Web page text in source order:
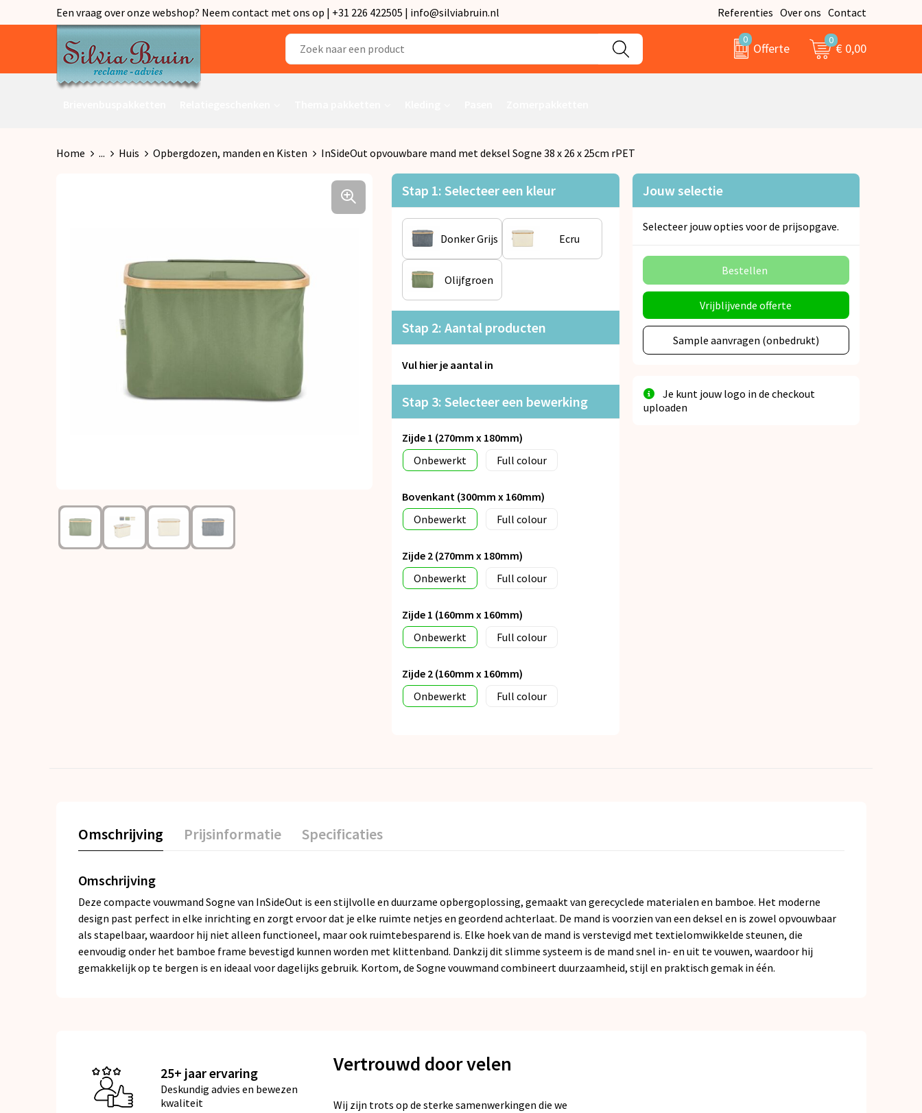
Een vraag over onze webshop? Neem contact met ons op | +31 226 422505 | info@silviabruin.nl Referenties Over ons Contact
0
Offerte
0
€ 0,00
Home ... Huis Opbergdozen, manden en Kisten InSideOut opvouwbare mand met deksel Sogne 38 x 26 x 25cm rPET
Stap 1: Selecteer een kleur
Donker Grijs Ecru
Olijfgroen
Stap 2: Aantal producten
Vul hier je aantal in
Stap 3: Selecteer een bewerking
Zijde 1 (270mm x 180mm)
Onbewerkt
Full colour
Bovenkant (300mm x 160mm)
Onbewerkt
Full colour
Zijde 2 (270mm x 180mm)
Onbewerkt
Full colour
Zijde 1 (160mm x 160mm)
Onbewerkt
Full colour
Zijde 2 (160mm x 160mm)
Onbewerkt
Full colour
Jouw selectie
Selecteer jouw opties voor de prijsopgave.
Bestellen
Vrijblijvende offerte
Sample aanvragen (onbedrukt)
Je kunt jouw logo in de checkout
uploaden
Omschrijving Prijsinformatie Specificaties
Omschrijving
Deze compacte vouwmand Sogne van InSideOut is een stijlvolle en duurzame opbergoplossing, gemaakt van gerecyclede materialen en bamboe. Het moderne
design past perfect in elke inrichting en zorgt ervoor dat je elke ruimte netjes en geordend achterlaat. De mand is voorzien van een deksel en is zowel opvouwbaar
als stapelbaar, waardoor hij niet alleen functioneel, maar ook ruimtebesparend is. Elke hoek van de mand is verstevigd met textielomwikkelde steunen, die
eenvoudig onder het bamboe frame bevestigd kunnen worden met klittenband. Dankzij dit slimme systeem is de mand snel in- en uit te vouwen, waardoor hij
gemakkelijk op te bergen is en ideaal voor dagelijks gebruik. Kortom, de Sogne vouwmand combineert duurzaamheid, stijl en praktisch gemak in één.
25+ jaar ervaring
Deskundig advies en bewezen
kwaliteit
Vertrouwd door velen
Wij zijn trots op de sterke samenwerkingen die we